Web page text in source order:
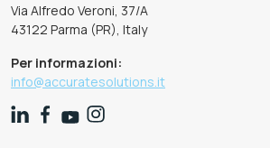
Via Alfredo Veroni, 37/A
43122 Parma (PR), Italy
Per informazioni:
info@accuratesolutions.it